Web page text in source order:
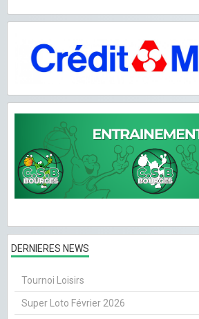
DERNIERES NEWS
Tournoi Loisirs
Super Loto Février 2026